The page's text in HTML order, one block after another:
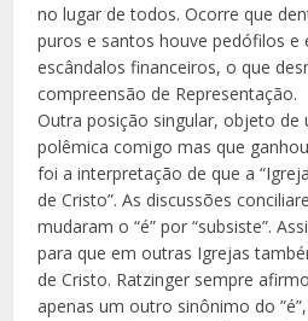
no lugar de todos. Ocorre que
puros e santos houve pedófilos e
escândalos financeiros, o que
compreensão de Representação.
Outra posição singular, objeto de
polêmica comigo mas que
foi a interpretação de que a
de Cristo”. As discussões
mudaram o “é” por “subsiste”.
para que em outras Igrejas
de Cristo. Ratzinger sempre
apenas um outro sinônimo do